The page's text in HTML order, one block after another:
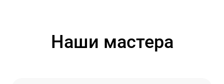
Наши мастера